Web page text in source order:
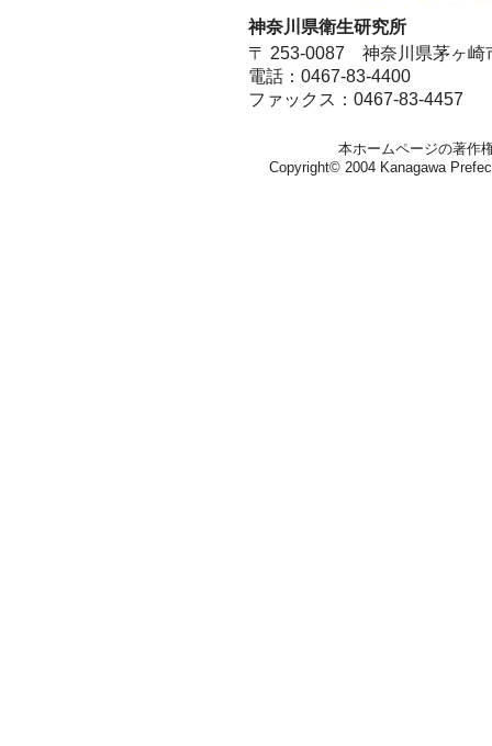
神奈川県衛生研究所
〒 253-0087 神奈川県茅ヶ崎
電話：0467-83-4400
ファックス：0467-83-4457
本ホームページの著作
Copyright© 2004 Kanagawa